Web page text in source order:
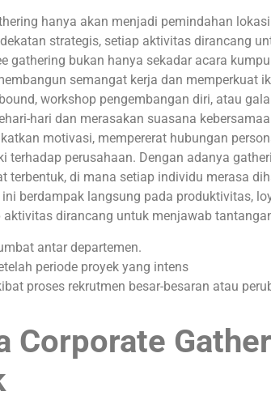
hanya akan menjadi pemindahan
strategis, setiap aktivitas dirancang
gathering bukan hanya sekadar acara
semangat kerja dan memperkuat
workshop pengembangan diri, atau
hari dan merasakan suasana
motivasi, mempererat hubungan
terhadap perusahaan. Dengan adanya
terbentuk, di mana setiap individu merasa
berdampak langsung pada produktivitas,
aktivitas dirancang untuk menjawab
antar departemen.
periode proyek yang intens
proses rekrutmen besar-besaran atau
Corporate